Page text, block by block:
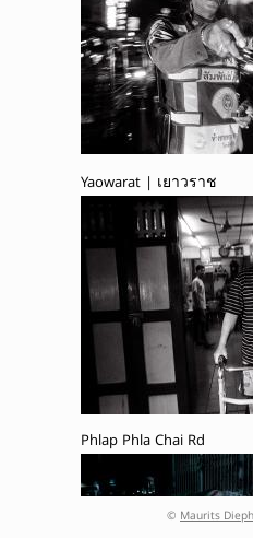
Yaowarat | เยาวราช
Phlap Phla Chai Rd
© Maurits